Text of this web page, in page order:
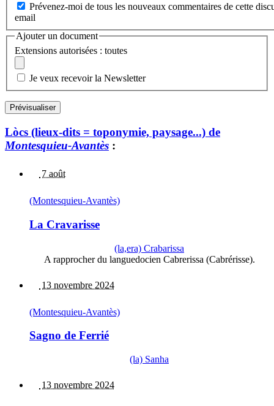
Prévenez-moi de tous les nouveaux commentaires de cette
email
Ajouter un document
Extensions autorisées : toutes
Je veux recevoir la Newsletter
Lòcs (lieux-dits = toponymie, paysage...) de
Montesquieu-Avantès :
7 août
(Montesquieu-Avantès)
La Cravarisse
(la,era) Crabarissa
A rapprocher du languedocien Cabrerissa (Cabrérisse).
13 novembre 2024
(Montesquieu-Avantès)
Sagno de Ferrié
(la) Sanha
13 novembre 2024